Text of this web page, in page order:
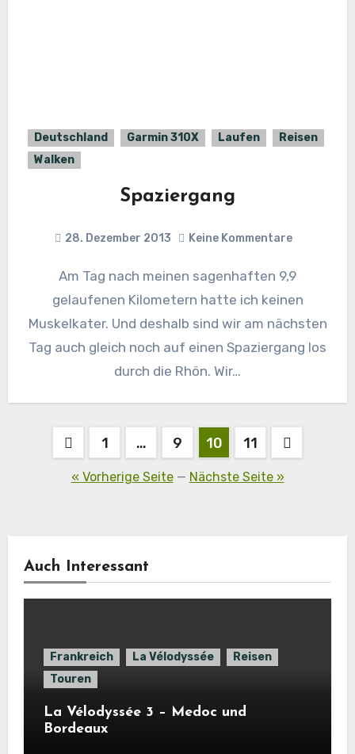
Deutschland Garmin 310X Laufen
Reisen
Walken
Spaziergang
28. Dezember 2013 Keine Kommentare
Am Tag nach meinen sagenhaften 9,9
gelaufenen Kilometern hatte ich keinen
Muskelkater. Und deshalb sind wir am nächsten
Tag auch gleich noch auf einen Spaziergang los
durch die Rhön. Wir…
Seitennummerierung
1 … 9 10 11
« Vorherige Seite— Nächste Seite »
Auch Interessant
Frankreich La Vélodyssée
Reisen
Touren
La Vélodyssée 3 – Medoc und
Bordeaux